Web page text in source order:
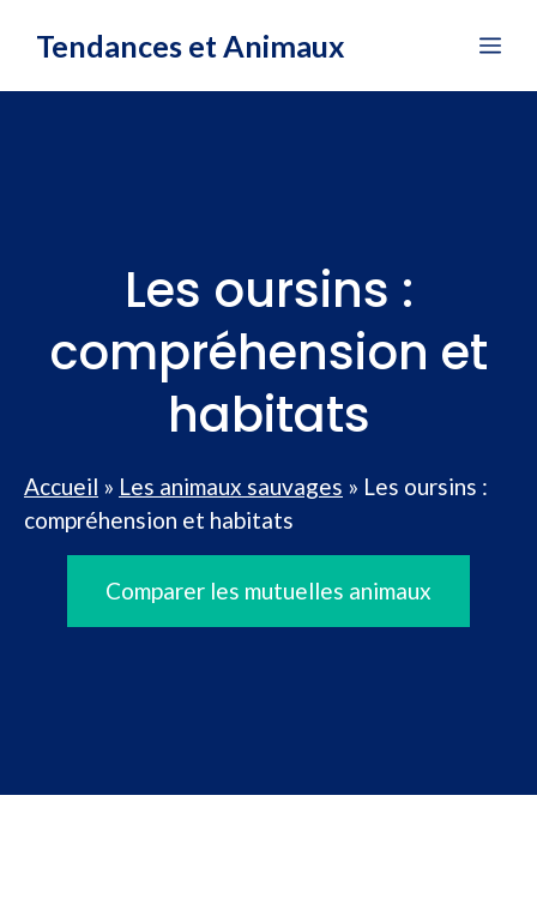
Tendances et Animaux
Les oursins :
compréhension et
habitats
Accueil » Les animaux sauvages » Les oursins :
compréhension et habitats
Comparer les mutuelles animaux